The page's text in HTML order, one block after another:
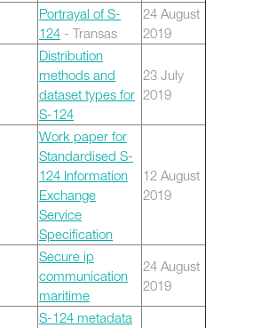
Portrayal of S-
124 - Transas
24 August
2019
Distribution
methods and
dataset types for
S-124
23 July
2019
Work paper for
Standardised S-
124 Information
Exchange
Service
Specification
12 August
2019
Secure ip
communication
maritime
24 August
2019
S-124 metadata